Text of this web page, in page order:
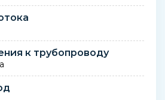
к трубопроводу